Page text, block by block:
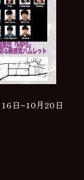
日~10月20日